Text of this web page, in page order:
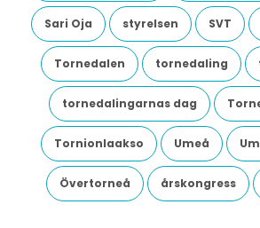
Sari Oja styrelsen SVT
Tornedalen tornedaling
tornedalingarnas dag
Tornionlaakso Umeå
Övertorneå årskongress